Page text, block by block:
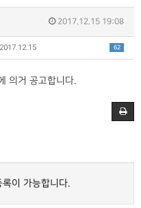
2017.12.15 19:08
62
의거 공고합니다.
이 가능합니다.